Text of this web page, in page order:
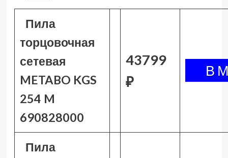
Пила
торцовочная
сетевая
METABO KGS
254 M
690828000
43799
₽
Пила